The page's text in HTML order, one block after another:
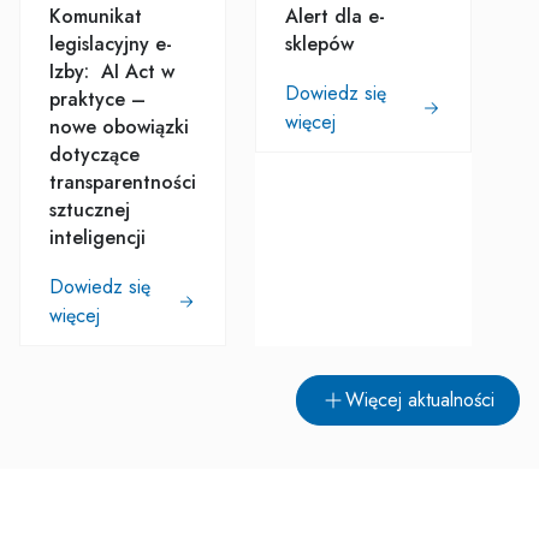
Komunikat
legislacyjny e-
Izby: AI Act w
praktyce –
nowe obowiązki
dotyczące
transparentności
sztucznej
inteligencji
Dowiedz się
więcej
Alert dla e-
sklepów
Dowiedz się
więcej
Więcej aktualności